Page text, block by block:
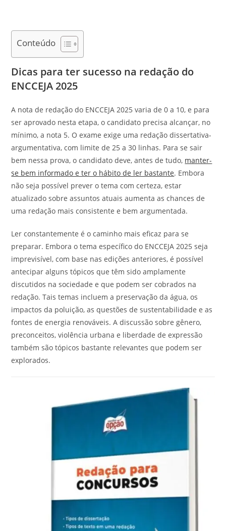
Conteúdo
Dicas para ter sucesso na redação do
ENCCEJA 2025
A nota de redação do ENCCEJA 2025 varia de 0 a 10, e para
ser aprovado nesta etapa, o candidato precisa alcançar, no
mínimo, a nota 5. O exame exige uma redação dissertativa-
argumentativa, com limite de 25 a 30 linhas. Para se sair
bem nessa prova, o candidato deve, antes de tudo, manter-
se bem informado e ter o hábito de ler bastante. Embora
não seja possível prever o tema com certeza, estar
atualizado sobre assuntos atuais aumenta as chances de
uma redação mais consistente e bem argumentada.
Ler constantemente é o caminho mais eficaz para se
preparar. Embora o tema específico do ENCCEJA 2025 seja
imprevisível, com base nas edições anteriores, é possível
antecipar alguns tópicos que têm sido amplamente
discutidos na sociedade e que podem ser cobrados na
redação. Tais temas incluem a preservação da água, os
impactos da poluição, as questões de sustentabilidade e as
fontes de energia renováveis. A discussão sobre gênero,
preconceitos, violência urbana e liberdade de expressão
também são tópicos bastante relevantes que podem ser
explorados.